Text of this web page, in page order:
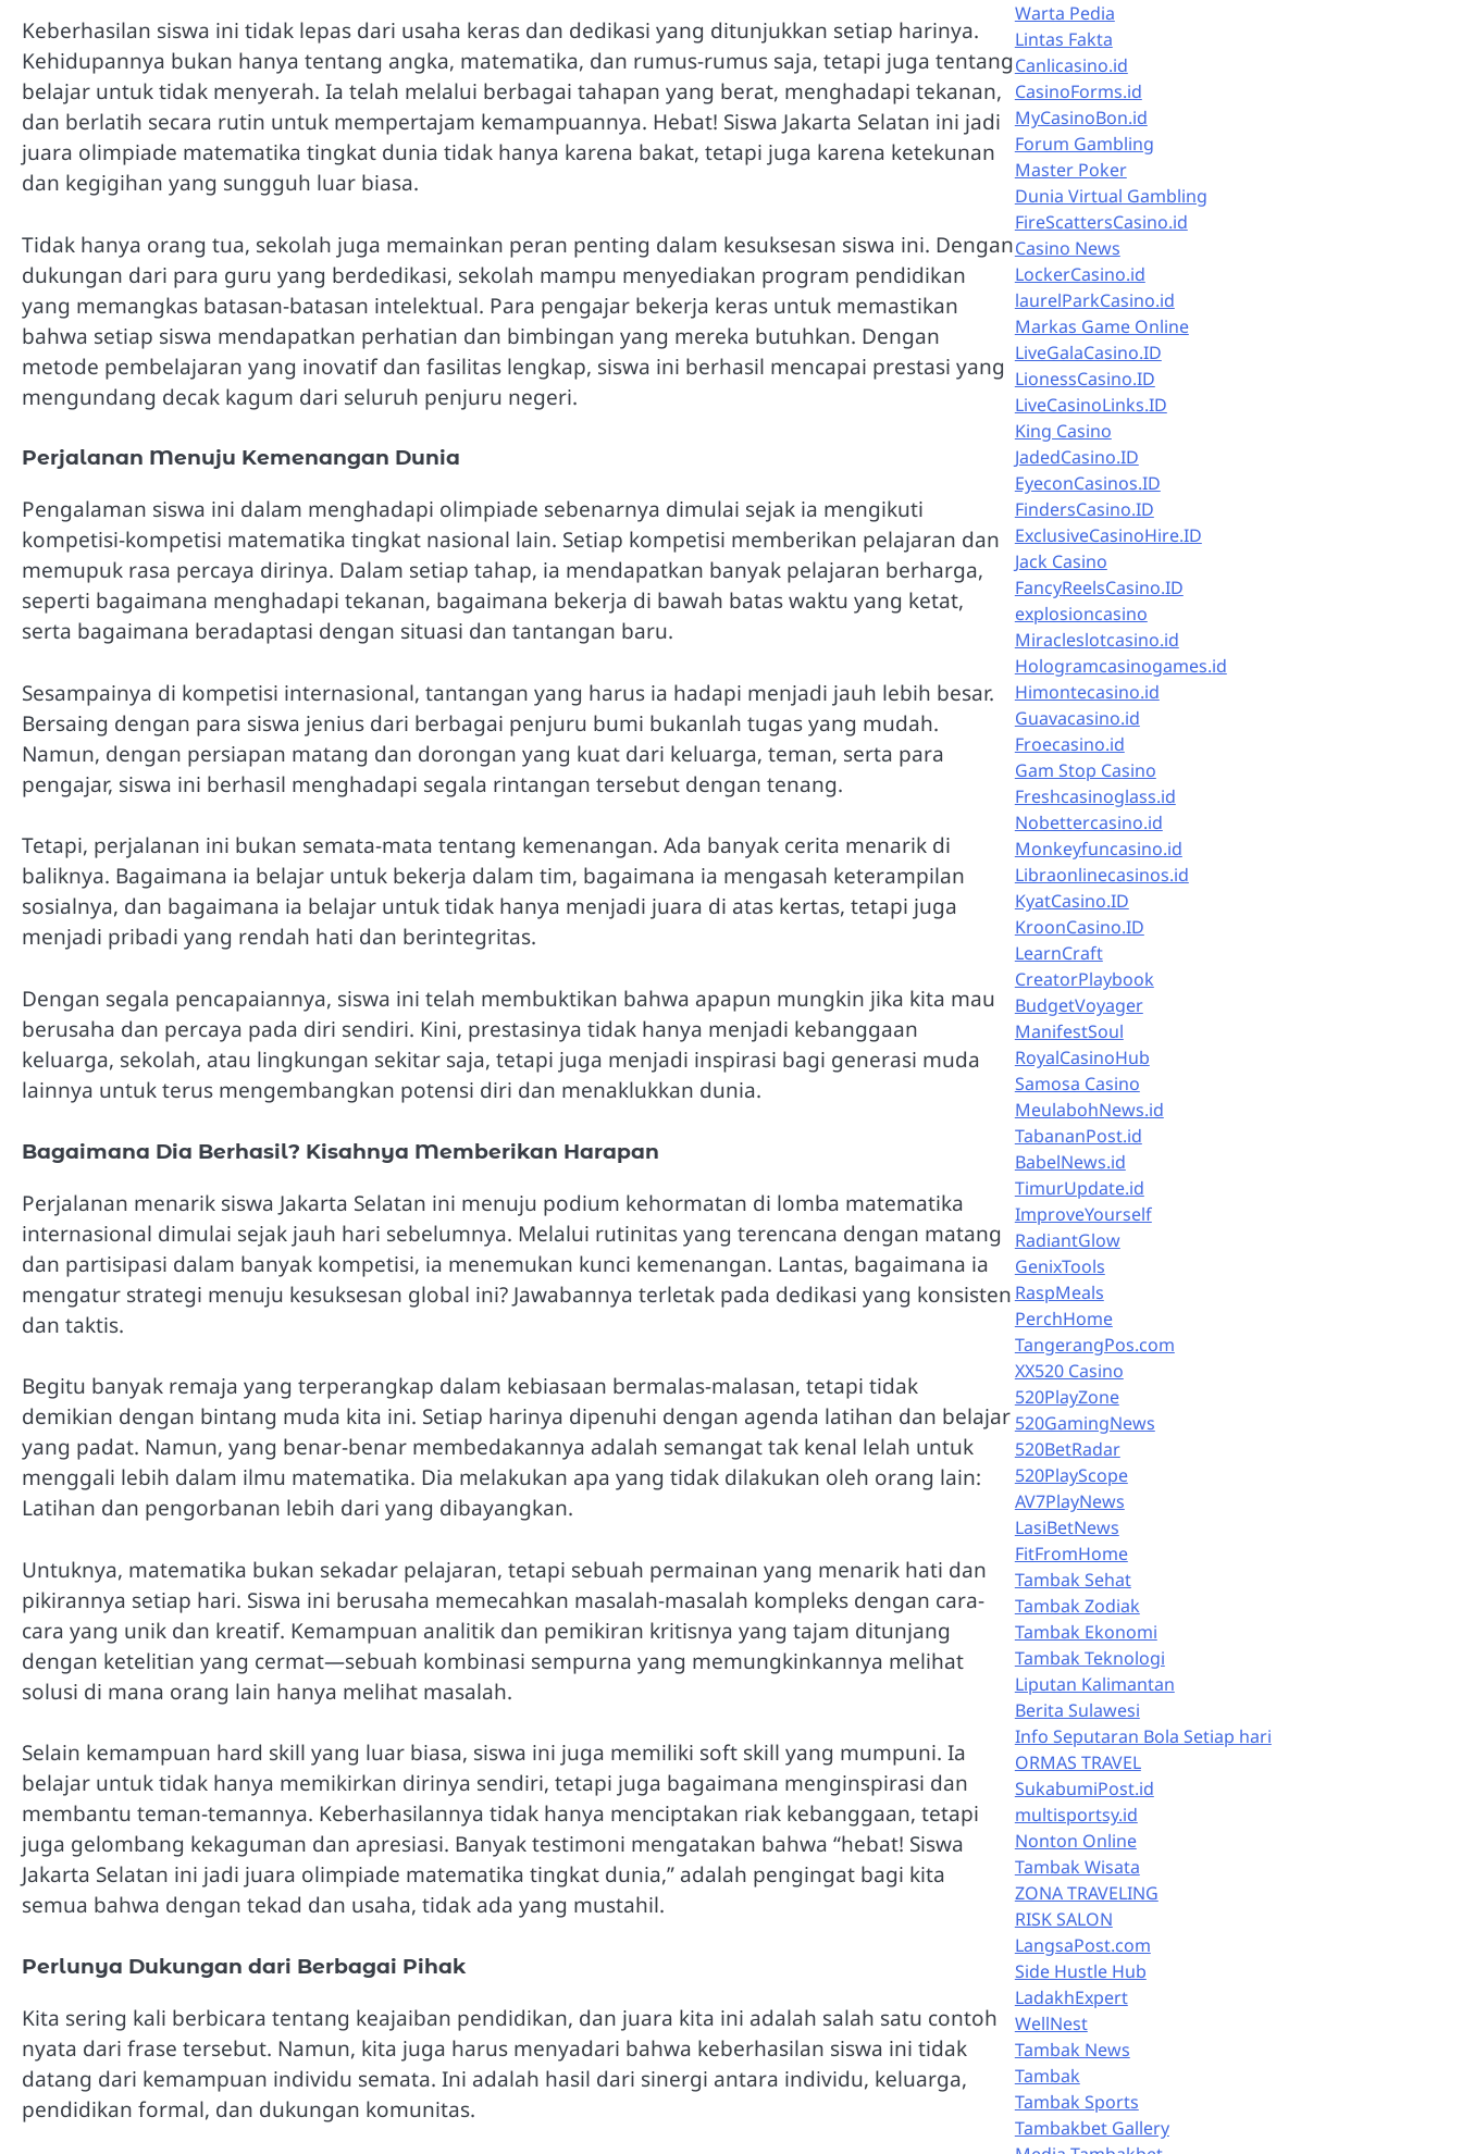
Keberhasilan siswa ini tidak lepas dari usaha keras dan dedikasi yang ditunjukkan setiap harinya.
Kehidupannya bukan hanya tentang angka, matematika, dan rumus-rumus saja, tetapi juga tentang
belajar untuk tidak menyerah. Ia telah melalui berbagai tahapan yang berat, menghadapi tekanan,
dan berlatih secara rutin untuk mempertajam kemampuannya. Hebat! Siswa Jakarta Selatan ini jadi
juara olimpiade matematika tingkat dunia tidak hanya karena bakat, tetapi juga karena ketekunan
dan kegigihan yang sungguh luar biasa.
Tidak hanya orang tua, sekolah juga memainkan peran penting dalam kesuksesan siswa ini. Dengan
dukungan dari para guru yang berdedikasi, sekolah mampu menyediakan program pendidikan
yang memangkas batasan-batasan intelektual. Para pengajar bekerja keras untuk memastikan
bahwa setiap siswa mendapatkan perhatian dan bimbingan yang mereka butuhkan. Dengan
metode pembelajaran yang inovatif dan fasilitas lengkap, siswa ini berhasil mencapai prestasi yang
mengundang decak kagum dari seluruh penjuru negeri.
Perjalanan Menuju Kemenangan Dunia
Pengalaman siswa ini dalam menghadapi olimpiade sebenarnya dimulai sejak ia mengikuti
kompetisi-kompetisi matematika tingkat nasional lain. Setiap kompetisi memberikan pelajaran dan
memupuk rasa percaya dirinya. Dalam setiap tahap, ia mendapatkan banyak pelajaran berharga,
seperti bagaimana menghadapi tekanan, bagaimana bekerja di bawah batas waktu yang ketat,
serta bagaimana beradaptasi dengan situasi dan tantangan baru.
Sesampainya di kompetisi internasional, tantangan yang harus ia hadapi menjadi jauh lebih besar.
Bersaing dengan para siswa jenius dari berbagai penjuru bumi bukanlah tugas yang mudah.
Namun, dengan persiapan matang dan dorongan yang kuat dari keluarga, teman, serta para
pengajar, siswa ini berhasil menghadapi segala rintangan tersebut dengan tenang.
Tetapi, perjalanan ini bukan semata-mata tentang kemenangan. Ada banyak cerita menarik di
baliknya. Bagaimana ia belajar untuk bekerja dalam tim, bagaimana ia mengasah keterampilan
sosialnya, dan bagaimana ia belajar untuk tidak hanya menjadi juara di atas kertas, tetapi juga
menjadi pribadi yang rendah hati dan berintegritas.
Dengan segala pencapaiannya, siswa ini telah membuktikan bahwa apapun mungkin jika kita mau
berusaha dan percaya pada diri sendiri. Kini, prestasinya tidak hanya menjadi kebanggaan
keluarga, sekolah, atau lingkungan sekitar saja, tetapi juga menjadi inspirasi bagi generasi muda
lainnya untuk terus mengembangkan potensi diri dan menaklukkan dunia.
Bagaimana Dia Berhasil? Kisahnya Memberikan Harapan
Perjalanan menarik siswa Jakarta Selatan ini menuju podium kehormatan di lomba matematika
internasional dimulai sejak jauh hari sebelumnya. Melalui rutinitas yang terencana dengan matang
dan partisipasi dalam banyak kompetisi, ia menemukan kunci kemenangan. Lantas, bagaimana ia
mengatur strategi menuju kesuksesan global ini? Jawabannya terletak pada dedikasi yang konsisten
dan taktis.
Begitu banyak remaja yang terperangkap dalam kebiasaan bermalas-malasan, tetapi tidak
demikian dengan bintang muda kita ini. Setiap harinya dipenuhi dengan agenda latihan dan belajar
yang padat. Namun, yang benar-benar membedakannya adalah semangat tak kenal lelah untuk
menggali lebih dalam ilmu matematika. Dia melakukan apa yang tidak dilakukan oleh orang lain:
Latihan dan pengorbanan lebih dari yang dibayangkan.
Untuknya, matematika bukan sekadar pelajaran, tetapi sebuah permainan yang menarik hati dan
pikirannya setiap hari. Siswa ini berusaha memecahkan masalah-masalah kompleks dengan cara-
cara yang unik dan kreatif. Kemampuan analitik dan pemikiran kritisnya yang tajam ditunjang
dengan ketelitian yang cermat—sebuah kombinasi sempurna yang memungkinkannya melihat
solusi di mana orang lain hanya melihat masalah.
Selain kemampuan hard skill yang luar biasa, siswa ini juga memiliki soft skill yang mumpuni. Ia
belajar untuk tidak hanya memikirkan dirinya sendiri, tetapi juga bagaimana menginspirasi dan
membantu teman-temannya. Keberhasilannya tidak hanya menciptakan riak kebanggaan, tetapi
juga gelombang kekaguman dan apresiasi. Banyak testimoni mengatakan bahwa “hebat! Siswa
Jakarta Selatan ini jadi juara olimpiade matematika tingkat dunia,” adalah pengingat bagi kita
semua bahwa dengan tekad dan usaha, tidak ada yang mustahil.
Perlunya Dukungan dari Berbagai Pihak
Kita sering kali berbicara tentang keajaiban pendidikan, dan juara kita ini adalah salah satu contoh
nyata dari frase tersebut. Namun, kita juga harus menyadari bahwa keberhasilan siswa ini tidak
datang dari kemampuan individu semata. Ini adalah hasil dari sinergi antara individu, keluarga,
pendidikan formal, dan dukungan komunitas.
Warta Pedia
Lintas Fakta
Canlicasino.id
CasinoForms.id
MyCasinoBon.id
Forum Gambling
Master Poker
Dunia Virtual Gambling
FireScattersCasino.id
Casino News
LockerCasino.id
laurelParkCasino.id
Markas Game Online
LiveGalaCasino.ID
LionessCasino.ID
LiveCasinoLinks.ID
King Casino
JadedCasino.ID
EyeconCasinos.ID
FindersCasino.ID
ExclusiveCasinoHire.ID
Jack Casino
FancyReelsCasino.ID
explosioncasino
Miracleslotcasino.id
Hologramcasinogames.id
Himontecasino.id
Guavacasino.id
Froecasino.id
Gam Stop Casino
Freshcasinoglass.id
Nobettercasino.id
Monkeyfuncasino.id
Libraonlinecasinos.id
KyatCasino.ID
KroonCasino.ID
LearnCraft
CreatorPlaybook
BudgetVoyager
ManifestSoul
RoyalCasinoHub
Samosa Casino
MeulabohNews.id
TabananPost.id
BabelNews.id
TimurUpdate.id
ImproveYourself
RadiantGlow
GenixTools
RaspMeals
PerchHome
TangerangPos.com
XX520 Casino
520PlayZone
520GamingNews
520BetRadar
520PlayScope
AV7PlayNews
LasiBetNews
FitFromHome
Tambak Sehat
Tambak Zodiak
Tambak Ekonomi
Tambak Teknologi
Liputan Kalimantan
Berita Sulawesi
Info Seputaran Bola Setiap hari
ORMAS TRAVEL
SukabumiPost.id
multisportsy.id
Nonton Online
Tambak Wisata
ZONA TRAVELING
RISK SALON
LangsaPost.com
Side Hustle Hub
LadakhExpert
WellNest
Tambak News
Tambak
Tambak Sports
Tambakbet Gallery